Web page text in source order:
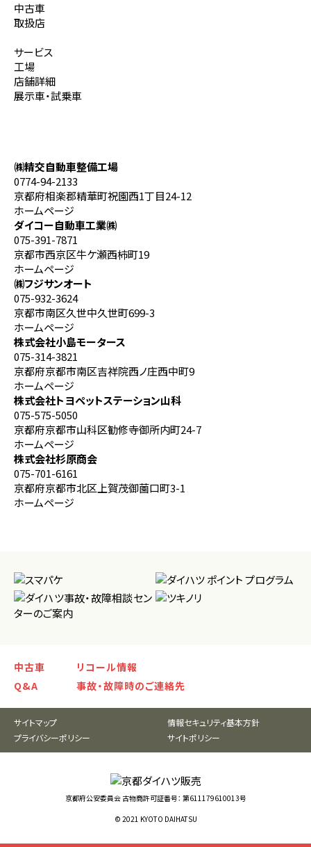
中古車
取扱店
サービス
工場
店舗詳細
展示車・試乗車
㈱精交自動車整備工場
0774-94-2133
京都府相楽郡精華町祝園西1丁目24-12
ホームページ
ダイコー自動車工業㈱
075-391-7871
京都市西京区牛ケ瀬西柿町19
ホームページ
㈱フジサンオート
075-932-3624
京都市南区久世中久世町699-3
ホームページ
株式会社小島モータース
075-314-3821
京都府京都市南区吉祥院西ノ庄西中町9
ホームページ
株式会社トヨペットステーション山科
075-575-5050
京都府京都市山科区勧修寺御所内町24-7
ホームページ
株式会社杉原商会
075-701-6161
京都府京都市北区上賀茂御薗口町3-1
ホームページ
中古車
リコール情報
Q&A
事故・故障時のご連絡先
サイトマップ
情報セキュリティ基本方針
プライバシーポリシー
サイトポリシー
京都府公安委員会 古物商許可証番号： 第611179610013号
© 2021 KYOTO DAIHATSU